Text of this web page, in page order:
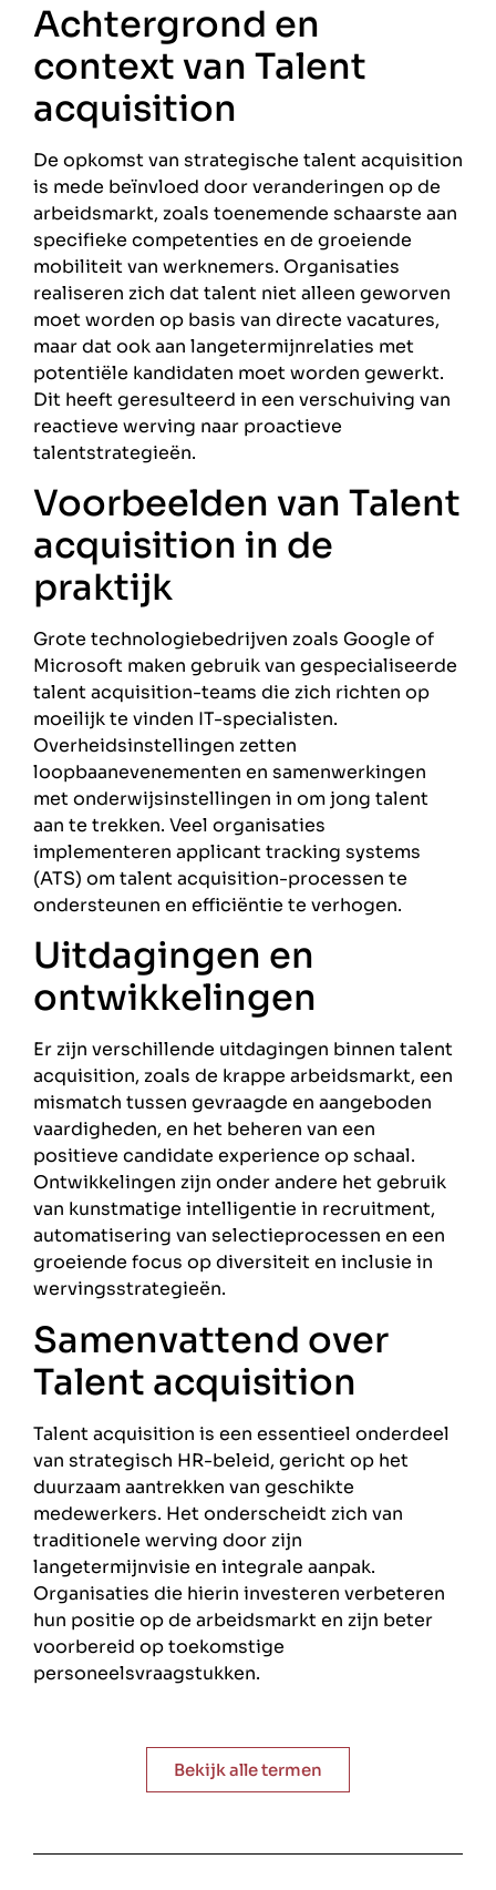
Achtergrond en
context van Talent
acquisition
De opkomst van strategische talent acquisition
is mede beïnvloed door veranderingen op de
arbeidsmarkt, zoals toenemende schaarste aan
specifieke competenties en de groeiende
mobiliteit van werknemers. Organisaties
realiseren zich dat talent niet alleen geworven
moet worden op basis van directe vacatures,
maar dat ook aan langetermijnrelaties met
potentiële kandidaten moet worden gewerkt.
Dit heeft geresulteerd in een verschuiving van
reactieve werving naar proactieve
talentstrategieën.
Voorbeelden van Talent
acquisition in de
praktijk
Grote technologiebedrijven zoals Google of
Microsoft maken gebruik van gespecialiseerde
talent acquisition-teams die zich richten op
moeilijk te vinden IT-specialisten.
Overheidsinstellingen zetten
loopbaanevenementen en samenwerkingen
met onderwijsinstellingen in om jong talent
aan te trekken. Veel organisaties
implementeren applicant tracking systems
(ATS) om talent acquisition-processen te
ondersteunen en efficiëntie te verhogen.
Uitdagingen en
ontwikkelingen
Er zijn verschillende uitdagingen binnen talent
acquisition, zoals de krappe arbeidsmarkt, een
mismatch tussen gevraagde en aangeboden
vaardigheden, en het beheren van een
positieve candidate experience op schaal.
Ontwikkelingen zijn onder andere het gebruik
van kunstmatige intelligentie in recruitment,
automatisering van selectieprocessen en een
groeiende focus op diversiteit en inclusie in
wervingsstrategieën.
Samenvattend over
Talent acquisition
Talent acquisition is een essentieel onderdeel
van strategisch HR-beleid, gericht op het
duurzaam aantrekken van geschikte
medewerkers. Het onderscheidt zich van
traditionele werving door zijn
langetermijnvisie en integrale aanpak.
Organisaties die hierin investeren verbeteren
hun positie op de arbeidsmarkt en zijn beter
voorbereid op toekomstige
personeelsvraagstukken.
Bekijk alle termen